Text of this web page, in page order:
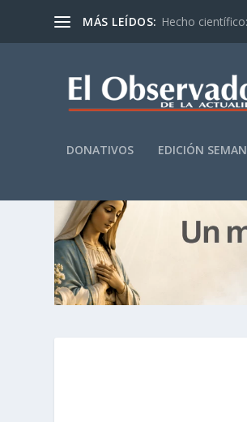
MÁS LEÍDOS: Hecho
DONATIVOS EDICIÓN